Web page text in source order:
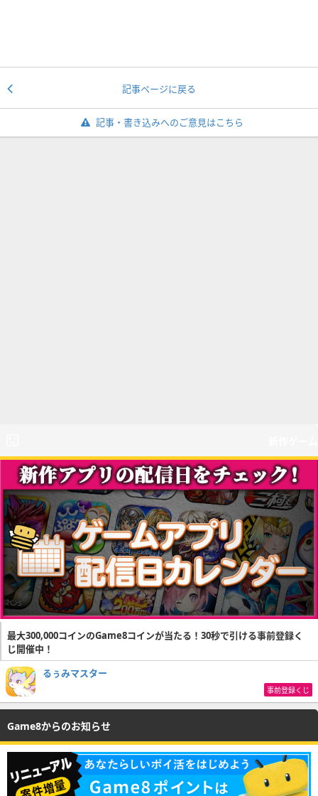
記事ページに戻る
記事・書き込みへのご意見はこちら
最大300,000コインのGame8コインが当たる！30秒で引ける事前登録く
じ開催中！
るぅみマスター
事前登録くじ
Game8からのお知らせ